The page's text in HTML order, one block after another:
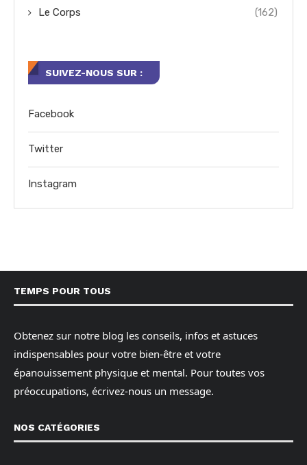
Le Corps (162)
SUIVEZ-NOUS SUR :
Facebook
Twitter
Instagram
TEMPS POUR TOUS
Obtenez sur notre blog les conseils, infos et astuces
indispensables pour votre bien-être et votre
épanouissement physique et mental. Pour toutes vos
préoccupations, écrivez-nous un message.
NOS CATÉGORIES